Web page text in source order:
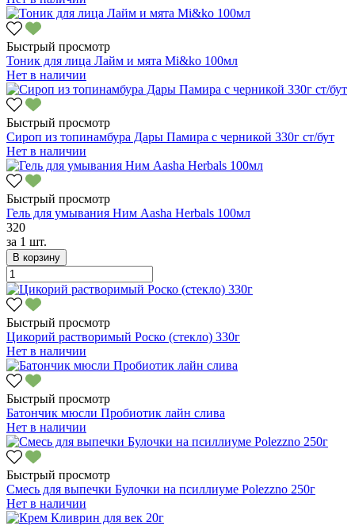
Быстрый просмотр
Тоник для лица Лайм и мята Mi&ko 100мл
Нет в наличии
Быстрый просмотр
Сироп из топинамбура Дары Памира с черникой 330г ст/бут
Нет в наличии
Быстрый просмотр
Гель для умывания Ним Aasha Herbals 100мл
320
за 1 шт.
В корзину
Быстрый просмотр
Цикорий растворимый Роско (стекло) 330г
Нет в наличии
Быстрый просмотр
Батончик мюсли Пробиотик лайн слива
Нет в наличии
Быстрый просмотр
Смесь для выпечки Булочки на псиллиуме Polezzno 250г
Нет в наличии